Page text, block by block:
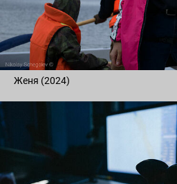
Женя (2024)